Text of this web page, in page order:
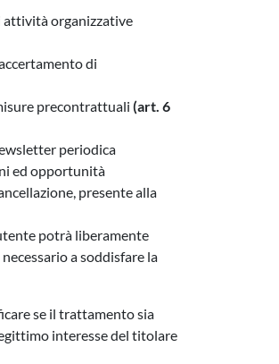
attività organizzative
di
precontrattuali (art. 6
periodica
ed opportunità
presente alla
potrà liberamente
a soddisfare la
se il trattamento sia
interesse del titolare